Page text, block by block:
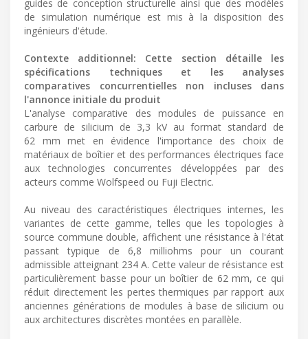
guides de conception structurelle ainsi que des modèles
de simulation numérique est mis à la disposition des
ingénieurs d'étude.
Contexte additionnel: Cette section détaille les
spécifications techniques et les analyses
comparatives concurrentielles non incluses dans
l'annonce initiale du produit
L'analyse comparative des modules de puissance en
carbure de silicium de 3,3 kV au format standard de
62 mm met en évidence l'importance des choix de
matériaux de boîtier et des performances électriques face
aux technologies concurrentes développées par des
acteurs comme Wolfspeed ou Fuji Electric.
Au niveau des caractéristiques électriques internes, les
variantes de cette gamme, telles que les topologies à
source commune double, affichent une résistance à l'état
passant typique de 6,8 milliohms pour un courant
admissible atteignant 234 A. Cette valeur de résistance est
particulièrement basse pour un boîtier de 62 mm, ce qui
réduit directement les pertes thermiques par rapport aux
anciennes générations de modules à base de silicium ou
aux architectures discrètes montées en parallèle.